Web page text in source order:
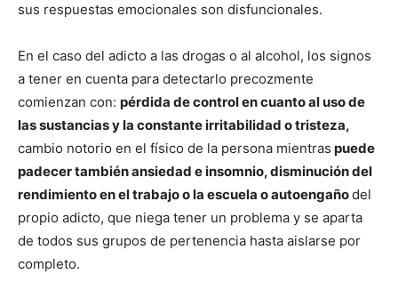
sus respuestas emocionales son disfuncionales.
En el caso del adicto a las drogas o al alcohol, los signos
a tener en cuenta para detectarlo precozmente
comienzan con: pérdida de control en cuanto al uso de
las sustancias y la constante irritabilidad o tristeza,
cambio notorio en el físico de la persona mientras puede
padecer también ansiedad e insomnio, disminución del
rendimiento en el trabajo o la escuela o autoengañodel
propio adicto, que niega tener un problema y se aparta
de todos sus grupos de pertenencia hasta aislarse por
completo.